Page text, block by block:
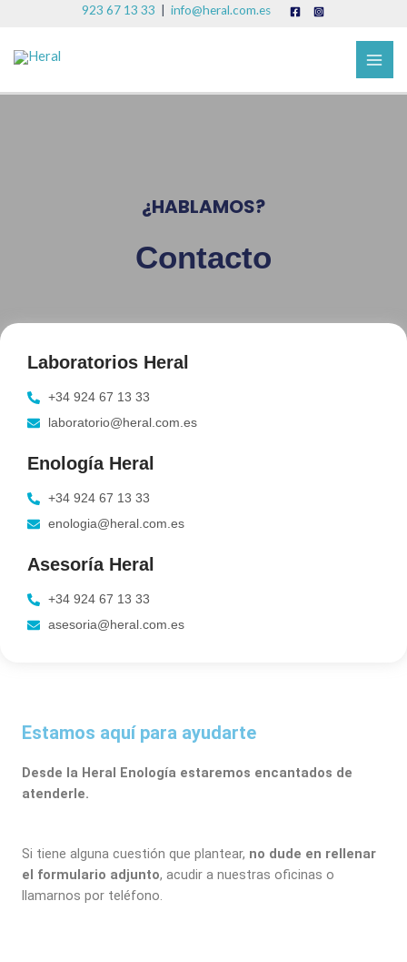
contenido
923 67 13 33 info@heral.com.es
¿HABLAMOS?
Contacto
Laboratorios Heral
+34 924 67 13 33
laboratorio@heral.com.es
Enología Heral
+34 924 67 13 33
enologia@heral.com.es
Asesoría Heral
+34 924 67 13 33
asesoria@heral.com.es
Estamos aquí para ayudarte
Desde la Heral Enología estaremos encantados de
atenderle.
Si tiene alguna cuestión que plantear, no dude en rellenar
el formulario adjunto, acudir a nuestras oficinas o
llamarnos por teléfono.